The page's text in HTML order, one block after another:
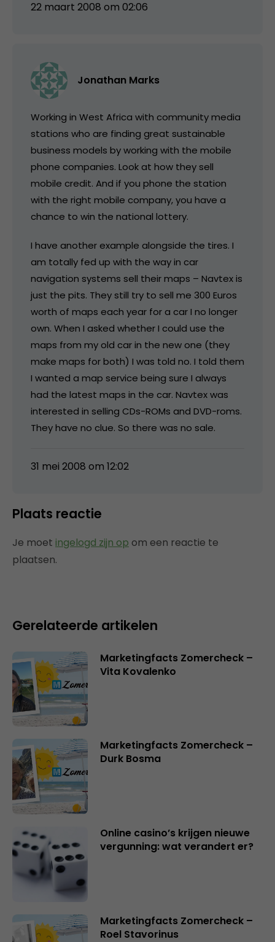
22 maart 2008 om 02:06
Jonathan Marks
Working in West Africa with community media
stations who are finding great sustainable
business models by working with the mobile
phone companies. Look at how they sell
mobile credit. And if you phone the station
with the right mobile company, you have a
chance to win the national lottery.
I have another example alongside the tires. I
am totally fed up with the way in car
navigation systems sell their maps – Navtex is
just the pits. They still try to sell me 300 Euros
worth of maps each year for a car I no longer
own. When I asked whether I could use the
maps from my old car in the new one (they
make maps for both) I was told no. I told them
I wanted a map service being sure I always
had the latest maps in the car. Navtex was
interested in selling CDs-ROMs and DVD-roms.
They have no clue. So there was no sale.
31 mei 2008 om 12:02
Plaats reactie
Je moet ingelogd zijn op om een reactie te
plaatsen.
Gerelateerde artikelen
Marketingfacts Zomercheck –
Vita Kovalenko
Marketingfacts Zomercheck –
Durk Bosma
Online casino’s krijgen nieuwe
vergunning: wat verandert er?
Marketingfacts Zomercheck –
Roel Stavorinus